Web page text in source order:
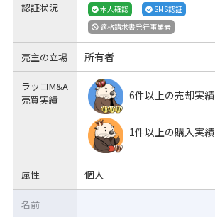
認証状況 本人確認
SMS認証
適格請求書発行事業者
売主の立場 所有者
ラッコM&A
売買実績
6件以上の売却実績
1件以上の購入実績
属性 個人
名前